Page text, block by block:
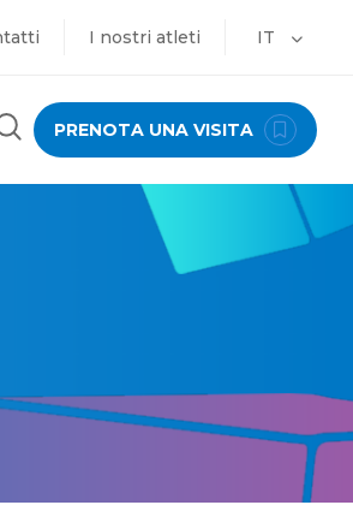
I nostri atleti IT
PRENOTA UNA VISITA